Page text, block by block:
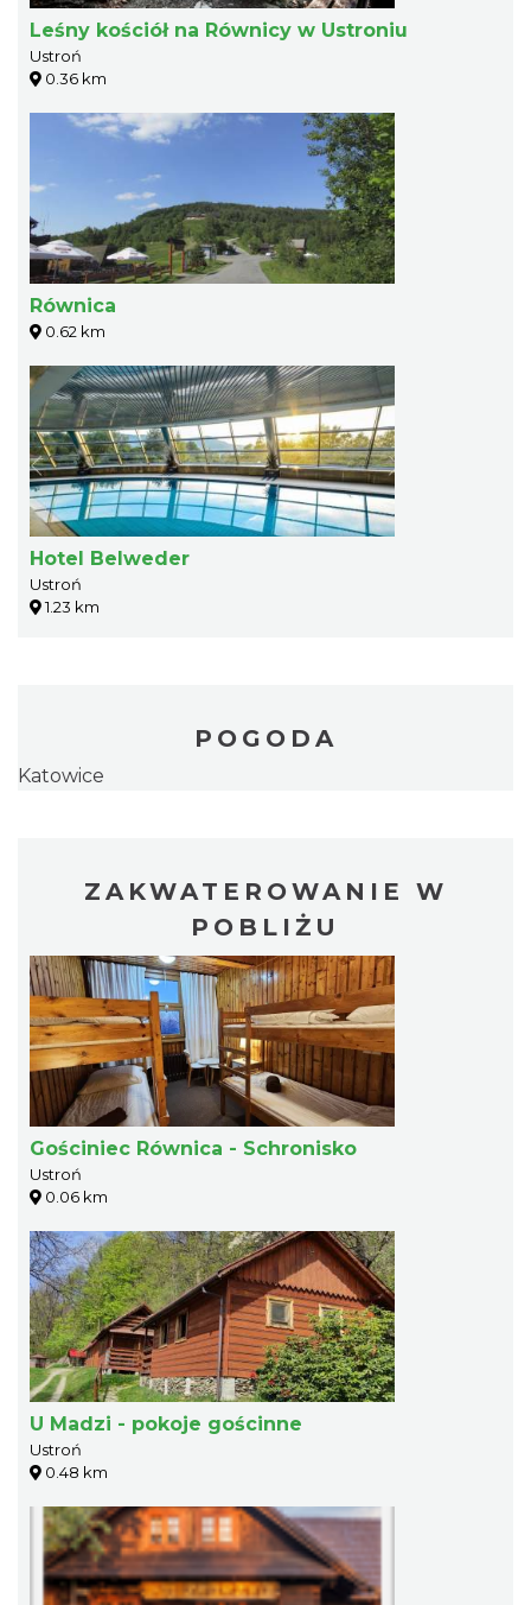
Leśny kościół na Równicy w Ustroniu
Ustroń
0.36 km
Równica
0.62 km
Hotel Belweder
Ustroń
1.23 km
POGODA
Katowice
ZAKWATEROWANIE W
POBLIŻU
Gościniec Równica - Schronisko
Ustroń
0.06 km
U Madzi - pokoje gościnne
Ustroń
0.48 km